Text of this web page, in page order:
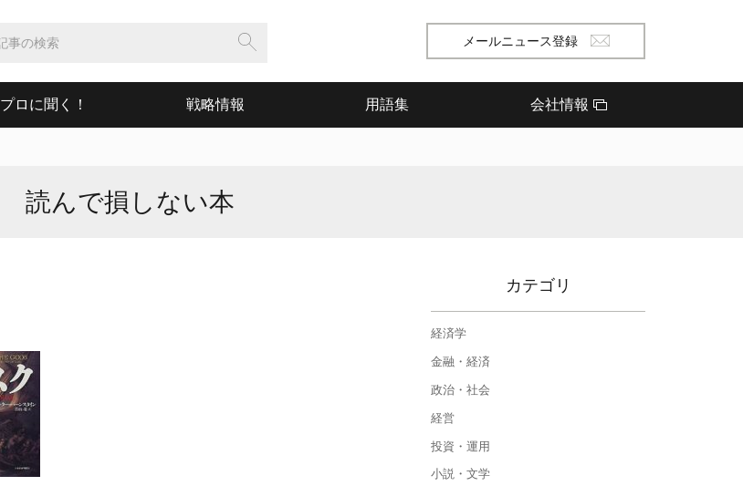
メールニュース登録
プロに聞く！ 戦略情報 用語集 会社情報
読んで損しない本
カテゴリ
経済学
金融・経済
政治・社会
経営
投資・運用
小説・文学